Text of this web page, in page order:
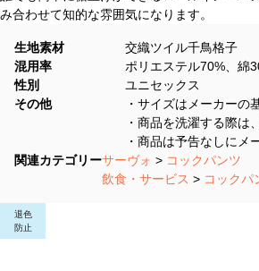
み合わせて知的な雰囲気になります。
退色
防止
生地素材
交織ツイル千鳥格子
混用率
ポリエステル70%、綿
性別
ユニセックス
その他
・サイズはメーカーの
・商品を洗濯する際は
・商品は予告なしにメ
関連カテゴリーサーヴォ > コックパンツ
飲食・サービス > コックパ